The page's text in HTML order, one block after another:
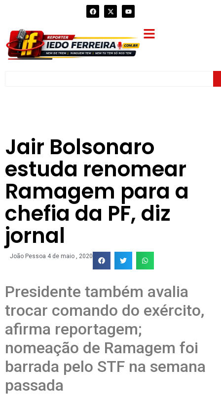
Jair Bolsonaro
estuda renomear
Ramagem para a
chefia da PF, diz
jornal
João Pessoa 4 de maio , 2020
Presidente também avalia
trocar comando do exército,
afirma reportagem;
nomeação de Ramagem foi
barrada pelo STF na semana
passada